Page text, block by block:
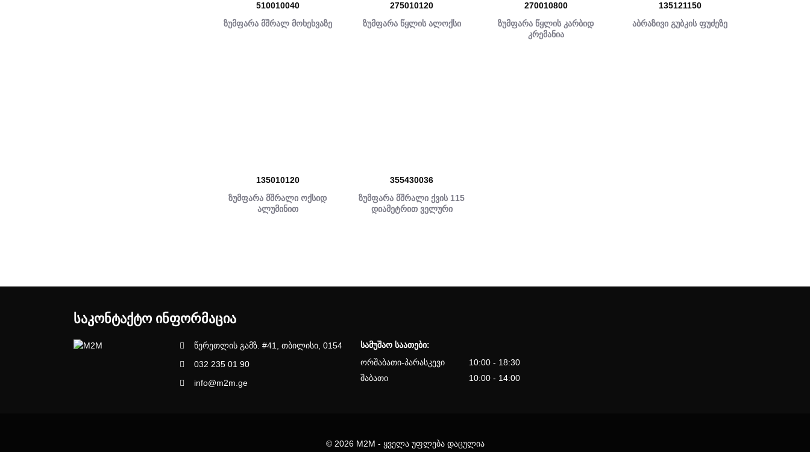
510010040
ზუმფარა მშრალ მოხეხვაზე
275010120
ზუმფარა წყლის ალოქსი
270010800
ზუმფარა წყლის კარბიდ
კრემანია
135121150
აბრაზივი გუბკის ფუძეზე
135010120
ზუმფარა მშრალი ოქსიდ
ალუმინით
355430036
ზუმფარა მშრალი ქვის 115
დიამეტრით ველური
ᲡᲐᲙᲝᲜᲢᲐᲥᲢᲝ ᲘᲜᲤᲝᲠᲛᲐᲪᲘᲐ
წერეთლის გამზ. #41, თბილისი, 0154
032 235 01 90
info@m2m.ge
სამუშაო საათები:
ორშაბათი-პარასკევი
10:00 - 18:30
შაბათი
10:00 - 14:00
© 2026 M2M - ყველა უფლება დაცულია